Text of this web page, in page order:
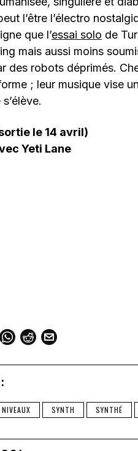
l’être l’électro
que l’essai solo de
mais aussi moins
des robots déprimés.
; leur musique vise
le 14 avril)
Yeti Lane
NIVEAUX SYNTH SYNTHÉ